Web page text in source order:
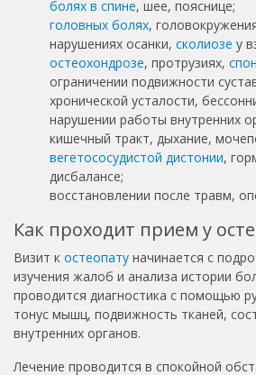
болях в спине, шее, пояснице;
головных болях,
нарушениях осанки, сколиозе у
остеохондрозе, протрузиях,
ограничении подвижности
хронической усталости,
нарушении работы внутренних
кишечный тракт, дыхание,
вегетососудистой дистонии,
дисбалансе;
восстановлении после травм,
Как проходит прием у
Визит к остеопату начинается с
изучения жалоб и анализа истории
проводится диагностика с помощью
тонус мышц, подвижность тканей,
внутренних органов.
Лечение проводится в спокойной